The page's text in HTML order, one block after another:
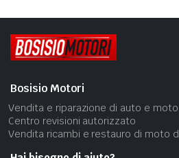
Bosisio Motori
Vendita e riparazione di auto e moto
Centro revisioni autorizzato
Vendita ricambi e restauro di moto